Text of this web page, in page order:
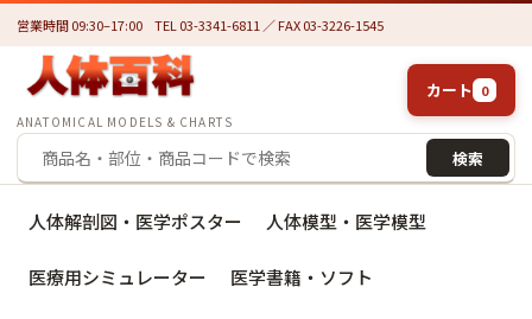
営業時間 09:30–17:00 TEL 03-3341-6811 ／ FAX 03-3226-1545
ANATOMICAL MODELS & CHARTS
検索
カート 0
人体解剖図・医学ポスター 人体模型・医学模型
医療用シミュレーター 医学書籍・ソフト